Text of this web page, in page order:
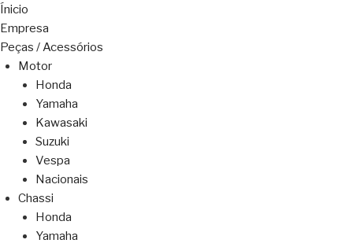
Ínicio
Empresa
Peças / Acessórios
Motor
Honda
Yamaha
Kawasaki
Suzuki
Vespa
Nacionais
Chassi
Honda
Yamaha